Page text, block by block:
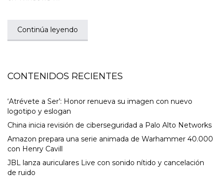
Continúa leyendo
CONTENIDOS RECIENTES
‘Atrévete a Ser’: Honor renueva su imagen con nuevo
logotipo y eslogan
China inicia revisión de ciberseguridad a Palo Alto Networks
Amazon prepara una serie animada de Warhammer 40.000
con Henry Cavill
JBL lanza auriculares Live con sonido nítido y cancelación
de ruido